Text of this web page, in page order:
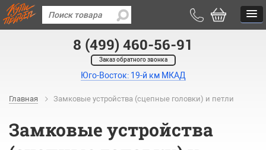
8 (499) 460-56-91
Заказ обратного звонка
Юго-Восток: 19-й км МКАД
Главная Замковые устройства (сцепные головки) и петли
Замковые устройства